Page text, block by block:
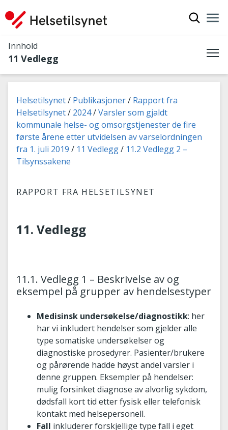
Innhold
11 Vedlegg
Du er her:
Helsetilsynet Publikasjoner
Rapport fra
Helsetilsynet
2024
Varsler som gjaldt
kommunale helse- og omsorgstjenester de fire
første årene etter utvidelsen av varselordningen
fra 1. juli 2019
11 Vedlegg
11.2 Vedlegg 2 –
Tilsynssakene
RAPPORT FRA HELSETILSYNET
11. Vedlegg
11.1. Vedlegg 1 – Beskrivelse av og
eksempel på grupper av hendelsestyper
Medisinsk undersøkelse/diagnostikk: her
har vi inkludert hendelser som gjelder alle
type somatiske undersøkelser og
diagnostiske prosedyrer. Pasienter/brukere
og pårørende hadde høyst andel varsler i
denne gruppen. Eksempler på hendelser:
mulig forsinket diagnose av alvorlig sykdom,
dødsfall kort tid etter fysisk eller telefonisk
kontakt med helsepersonell.
Fall inkluderer forskjellige type fall i eget